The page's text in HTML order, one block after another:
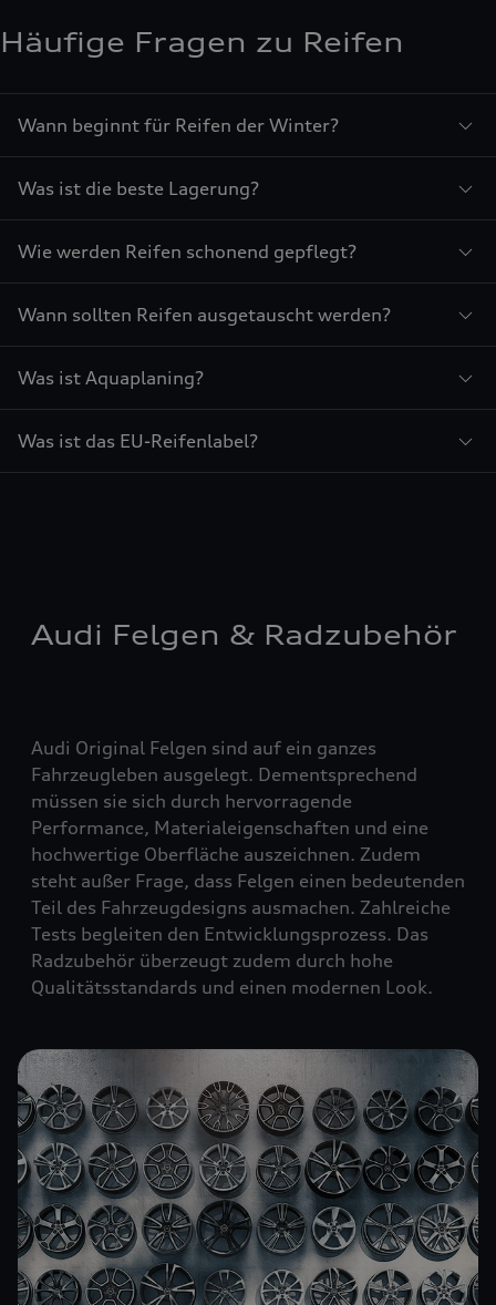
Häufige Fragen zu Reifen
Wann beginnt für Reifen der Winter?
Was ist die beste Lagerung?
Wie werden Reifen schonend gepflegt?
Wann sollten Reifen ausgetauscht werden?
Was ist Aquaplaning?
Was ist das EU-Reifenlabel?
Audi Felgen & Radzubehör
Audi Original Felgen sind auf ein ganzes
Fahrzeugleben ausgelegt. Dementsprechend
müssen sie sich durch hervorragende
Performance, Materialeigenschaften und eine
hochwertige Oberfläche auszeichnen. Zudem
steht außer Frage, dass Felgen einen bedeutenden
Teil des Fahrzeugdesigns ausmachen. Zahlreiche
Tests begleiten den Entwicklungsprozess. Das
Radzubehör überzeugt zudem durch hohe
Qualitätsstandards und einen modernen Look.